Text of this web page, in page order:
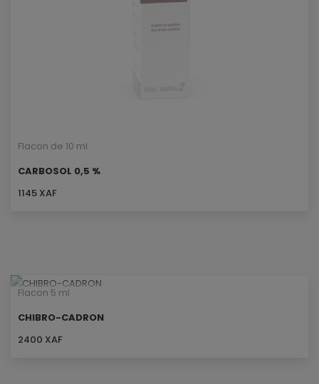
Flacon de 10 ml
CARBOSOL 0,5 %
1145 XAF
Flacon 5 ml
CHIBRO-CADRON
2400 XAF